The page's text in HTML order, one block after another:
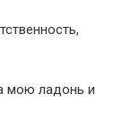
мою ладонь и